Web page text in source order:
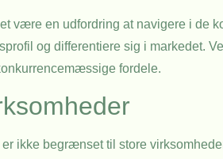
være en udfordring at navigere i de
og differentiere sig i markedet.
fordele.
ikke begrænset til store